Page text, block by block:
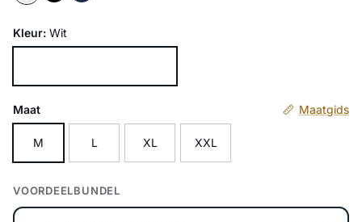
Kleur: Wit
Maat Maatgids
M L XL XXL
VOORDEELBUNDEL